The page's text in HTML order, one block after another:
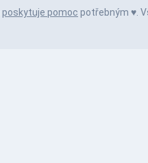
poskytuje pomoc potřebným ♥️.